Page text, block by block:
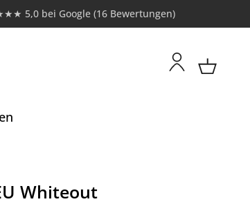
5,0 bei Google (16 Bewertungen)
Whiteout